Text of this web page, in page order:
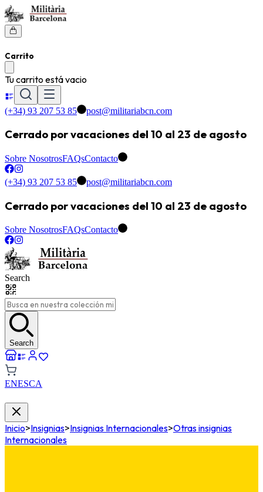
Carrito
Tu carrito está vacio
(+34) 93 207 53 85 post@militariabcn.com
Cerrado por vacaciones del 10 al 23 de agosto
Sobre NosotrosFAQsContacto
(+34) 93 207 53 85 post@militariabcn.com
Cerrado por vacaciones del 10 al 23 de agosto
Sobre NosotrosFAQsContacto
Search
Search
ENESCA
Inicio>Insignias>Insignias Internacionales>Otras insignias
Internacionales